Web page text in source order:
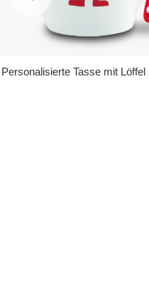
Personalisierte Tasse mit Löffel